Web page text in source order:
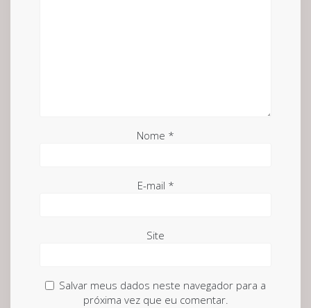
Nome *
E-mail *
Site
Salvar meus dados neste navegador para a
próxima vez que eu comentar.